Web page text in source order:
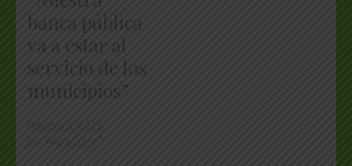
banca pública
va a estar al
servicio de los
municipios”